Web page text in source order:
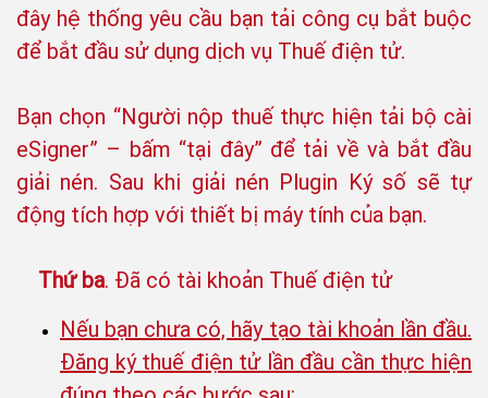
đây hệ thống yêu cầu bạn tải công cụ bắt buộc
để bắt đầu sử dụng dịch vụ Thuế điện tử.
Bạn chọn “Người nộp thuế thực hiện tải bộ cài
eSigner” – bấm “tại đây” để tải về và bắt đầu
giải nén. Sau khi giải nén Plugin Ký số sẽ tự
động tích hợp với thiết bị máy tính của bạn.
Thứ ba. Đã có tài khoản Thuế điện tử
Nếu bạn chưa có, hãy tạo tài khoản lần đầu.
Đăng ký thuế điện tử lần đầu cần thực hiện